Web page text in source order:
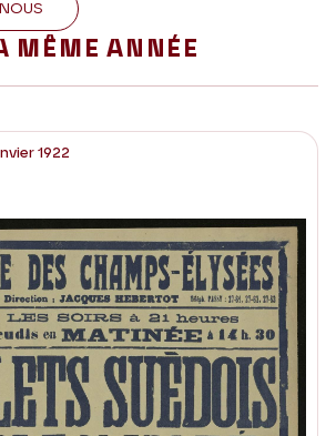
MÊME ANNÉE
1922